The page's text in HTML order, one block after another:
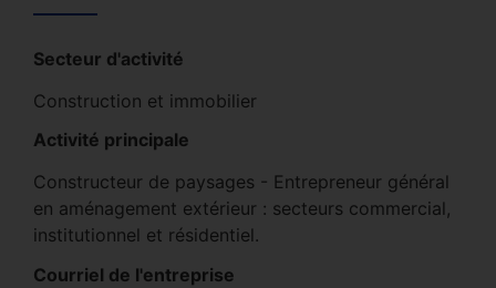
Secteur d'activité
Construction et immobilier
Activité principale
Constructeur de paysages - Entrepreneur général
en aménagement extérieur : secteurs commercial,
institutionnel et résidentiel.
Courriel de l'entreprise